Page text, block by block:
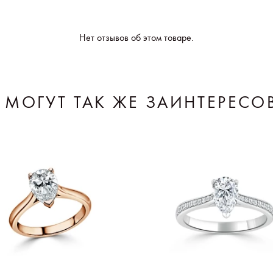
Нет отзывов об этом товаре.
ТАК ЖЕ